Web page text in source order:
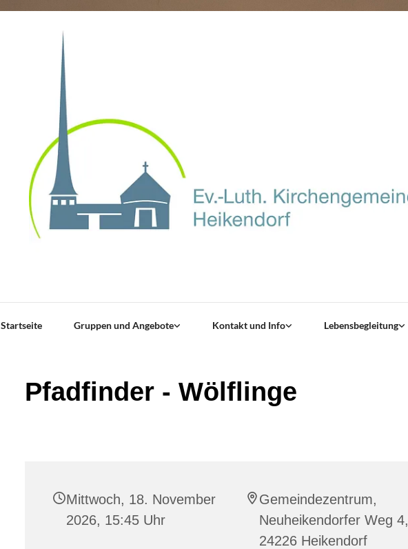
Startseite Gruppen und Angebote Kontakt und Info Lebensbegleitung
Pfadfinder - Wölflinge
Mittwoch, 18. November
2026, 15:45 Uhr
Gemeindezentrum,
Neuheikendorfer Weg 4,
24226 Heikendorf